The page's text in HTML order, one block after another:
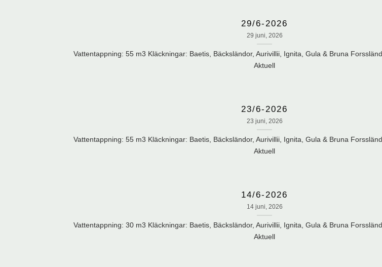
29/6-2026
29 juni, 2026
Vattentappning: 55 m3 Kläckningar: Baetis, Bäcksländor, Aurivillii, Ignita, Gula & Bruna
Aktuell
23/6-2026
23 juni, 2026
Vattentappning: 55 m3 Kläckningar: Baetis, Bäcksländor, Aurivillii, Ignita, Gula & Bruna
Aktuell
14/6-2026
14 juni, 2026
Vattentappning: 30 m3 Kläckningar: Baetis, Bäcksländor, Aurivillii, Ignita, Gula & Bruna
Aktuell